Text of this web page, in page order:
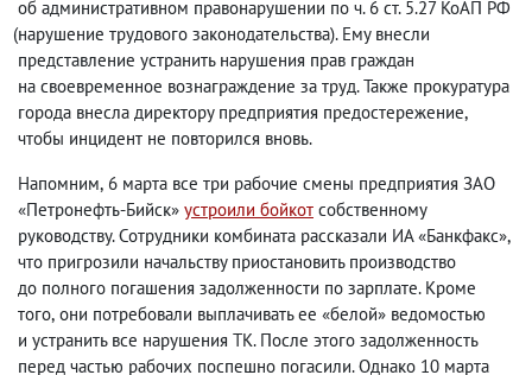
об административном правонарушении по ч. 6 ст. 5.27 КоАП РФ
(нарушение трудового законодательства). Ему внесли
представление устранить нарушения прав граждан
на своевременное вознаграждение за труд. Также прокуратура
города внесла директору предприятия предостережение,
чтобы инцидент не повторился вновь.
Напомним, 6 марта все три рабочие смены предприятия ЗАО
«Петронефть-Бийск» устроили бойкот собственному
руководству. Сотрудники комбината рассказали ИА «Банкфакс»,
что пригрозили начальству приостановить производство
до полного погашения задолженности по зарплате. Кроме
того, они потребовали выплачивать ее «белой» ведомостью
и устранить все нарушения ТК. После этого задолженность
перед частью рабочих поспешно погасили. Однако 10 марта